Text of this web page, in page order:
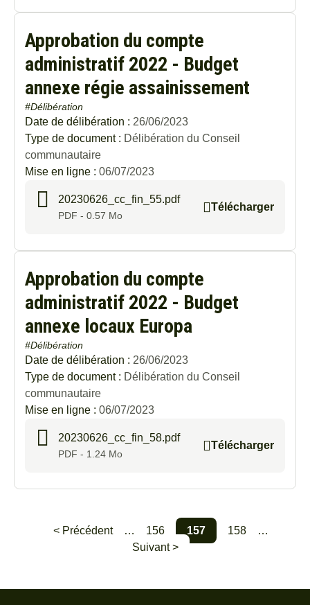
Approbation du compte
administratif 2022 - Budget
annexe régie assainissement
#Délibération
Date de délibération : 26/06/2023
Type de document : Délibération du Conseil
communautaire
Mise en ligne : 06/07/2023
20230626_cc_fin_55.pdf
PDF - 0.57 Mo
Télécharger
Approbation du compte
administratif 2022 - Budget
annexe locaux Europa
#Délibération
Date de délibération : 26/06/2023
Type de document : Délibération du Conseil
communautaire
Mise en ligne : 06/07/2023
20230626_cc_fin_58.pdf
PDF - 1.24 Mo
Télécharger
< Précédent … 156 157 158
…
Suivant >